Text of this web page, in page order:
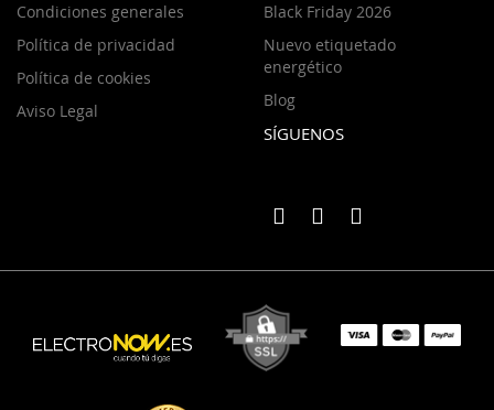
Condiciones generales
Política de privacidad
Política de cookies
Aviso Legal
Black Friday 2026
Nuevo etiquetado
energético
Blog
SÍGUENOS